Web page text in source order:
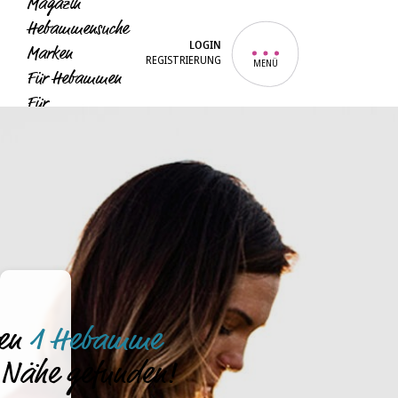
Magazin
Hebammensuche
Marken
Für Hebammen
Für
LOGIN
REGISTRIERUNG MENÜ
1 Hebamme
gefunden!